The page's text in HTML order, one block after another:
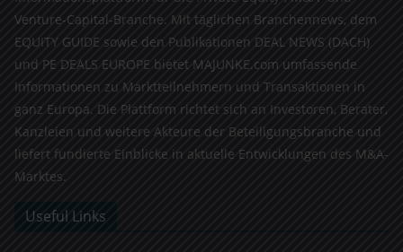
Venture-Capital-Branche. Mit täglichen Branchennews, dem
EQUITY GUIDE sowie den Publikationen DEAL NEWS (DACH)
und PE DEALS EUROPE bietet MAJUNKE.com umfassende
Informationen zu Marktteilnehmern und Transaktionen in
ganz Europa. Die Plattform richtet sich an Investoren, Berater,
Kanzleien und weitere Akteure der Beteiligungsbranche und
liefert fundierte Einblicke in aktuelle Entwicklungen des M&A-
Marktes.
Useful Links